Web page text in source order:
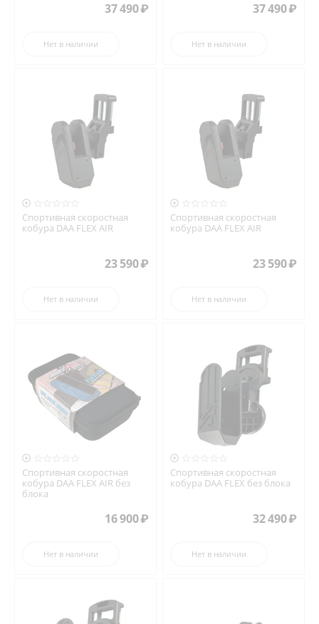
37 490₽
Нет в наличии
37 490₽
Нет в наличии

Спортивная скоростная
кобура DAA FLEX AIR
23 590₽
Нет в наличии

Спортивная скоростная
кобура DAA FLEX AIR
23 590₽
Нет в наличии

Спортивная скоростная
кобура DAA FLEX AIR без
блока
16 900₽
Нет в наличии

Спортивная скоростная
кобура DAA FLEX без блока
32 490₽
Нет в наличии